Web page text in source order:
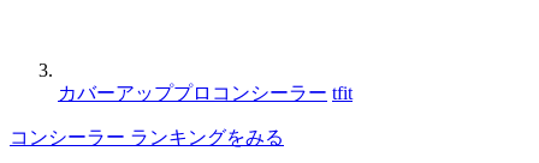
カバーアッププロコンシーラー tfit
コンシーラー ランキングをみる